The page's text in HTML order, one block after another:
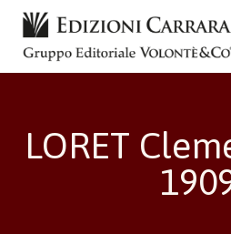
Salta
contenuto
LORET